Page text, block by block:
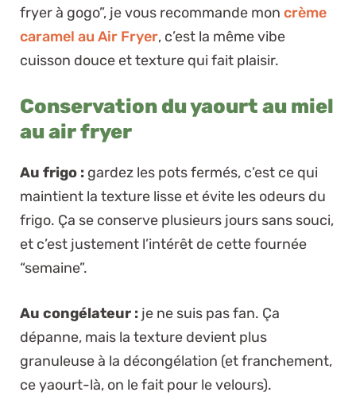
fryer à gogo”, je vous recommande mon crème
caramel au Air Fryer, c’est la même vibe
cuisson douce et texture qui fait plaisir.
Conservation du yaourt au miel
au air fryer
Au frigo : gardez les pots fermés, c’est ce qui
maintient la texture lisse et évite les odeurs du
frigo. Ça se conserve plusieurs jours sans souci,
et c’est justement l’intérêt de cette fournée
“semaine”.
Au congélateur : je ne suis pas fan. Ça
dépanne, mais la texture devient plus
granuleuse à la décongélation (et franchement,
ce yaourt-là, on le fait pour le velours).